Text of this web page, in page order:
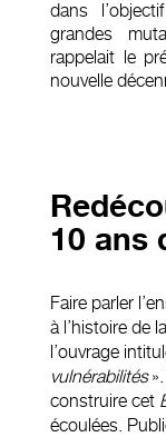
dans
grandes
rappelait le
nouvelle
10 ans
Faire parler
à l’histoire de
l’ouvrage
vulnérabilités»
construire cet
écoulées.